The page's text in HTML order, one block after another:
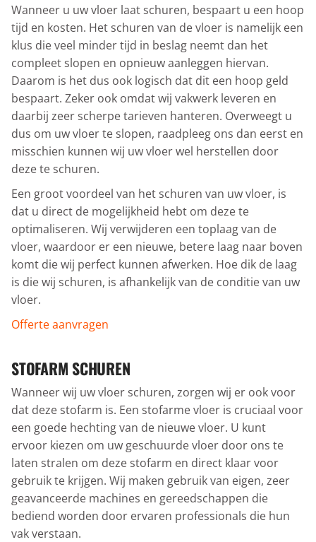
Wanneer u uw vloer laat schuren, bespaart u een hoop
tijd en kosten. Het schuren van de vloer is namelijk een
klus die veel minder tijd in beslag neemt dan het
compleet slopen en opnieuw aanleggen hiervan.
Daarom is het dus ook logisch dat dit een hoop geld
bespaart. Zeker ook omdat wij vakwerk leveren en
daarbij zeer scherpe tarieven hanteren. Overweegt u
dus om uw vloer te slopen, raadpleeg ons dan eerst en
misschien kunnen wij uw vloer wel herstellen door
deze te schuren.
Een groot voordeel van het schuren van uw vloer, is
dat u direct de mogelijkheid hebt om deze te
optimaliseren. Wij verwijderen een toplaag van de
vloer, waardoor er een nieuwe, betere laag naar boven
komt die wij perfect kunnen afwerken. Hoe dik de laag
is die wij schuren, is afhankelijk van de conditie van uw
vloer.
Offerte aanvragen
STOFARM SCHUREN
Wanneer wij uw vloer schuren, zorgen wij er ook voor
dat deze stofarm is. Een stofarme vloer is cruciaal voor
een goede hechting van de nieuwe vloer. U kunt
ervoor kiezen om uw geschuurde vloer door ons te
laten stralen om deze stofarm en direct klaar voor
gebruik te krijgen. Wij maken gebruik van eigen, zeer
geavanceerde machines en gereedschappen die
bediend worden door ervaren professionals die hun
vak verstaan.